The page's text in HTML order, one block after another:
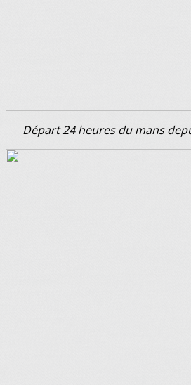
Départ 24 heures du mans